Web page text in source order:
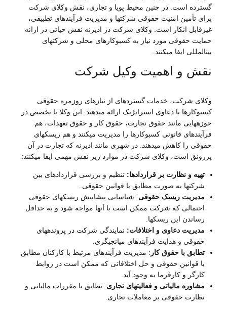
گسترده است. در چنین محیط پویا و تجاری، نقش وکلای شرکت
برای تأمین امنیت حقوقی شرکتها و مدیریت فرآیندهای تطبیقی،
غیرقابل انکار است. وکلای شرکت در ادیرنه نقش حیاتی در ارائه
حمایت حقوقی مورد نیاز به کسبوکارهای محلی و شرکتهای
بینالمللی ایفا میکنند.
نقش و اهمیت وکیل شرکت
وکلای شرکت، خدمات گستردهای از نیازهای روزمره حقوقی
کسبوکارها تا دعاوی استراتژیک ارائه میدهند. این وکلا با تخصص در
حوزههایی مانند حقوق تجارت، حقوق کار و حقوق تعهدات، هم
فرآیندهای قانونی کسبوکارها را مدیریت میکنند و هم ریسکهای
حقوقی را کاهش میدهند. در شهری مانند ادیرنه که تجارت در آن
پررونق است، وکلای شرکت در موارد زیر نقش مهمی ایفا میکنند:
تهیه و نظارت بر قراردادها: تنظیم و بررسی قراردادهای بین
شرکتها به صورت مطابق با قوانین حقوقی.
مدیریت ریسک حقوقی: شناسایی پیشاپیش ریسکهای حقوقی
احتمالی که شرکت ممکن است با آنها مواجه شود و به حداقل
رساندن این ریسکها.
مدیریت دعاوی و اختلافات: نمایندگی شرکت در پروندههای
حقوقی و هدایت فرآیندهای میانجیگری.
تطابق با حقوق کار : مدیریت فرآیندهای مرتبط با کارکنان مطابق
با قوانین حقوقی و حل اختلافاتی که ممکن است در روابط
کارگر و کارفرما به وجود آید.
مشاوره مالیاتی و فعالیتهای تجاری: تطابق با مقررات مالیاتی و
نظارت حقوقی بر معاملات تجاری.